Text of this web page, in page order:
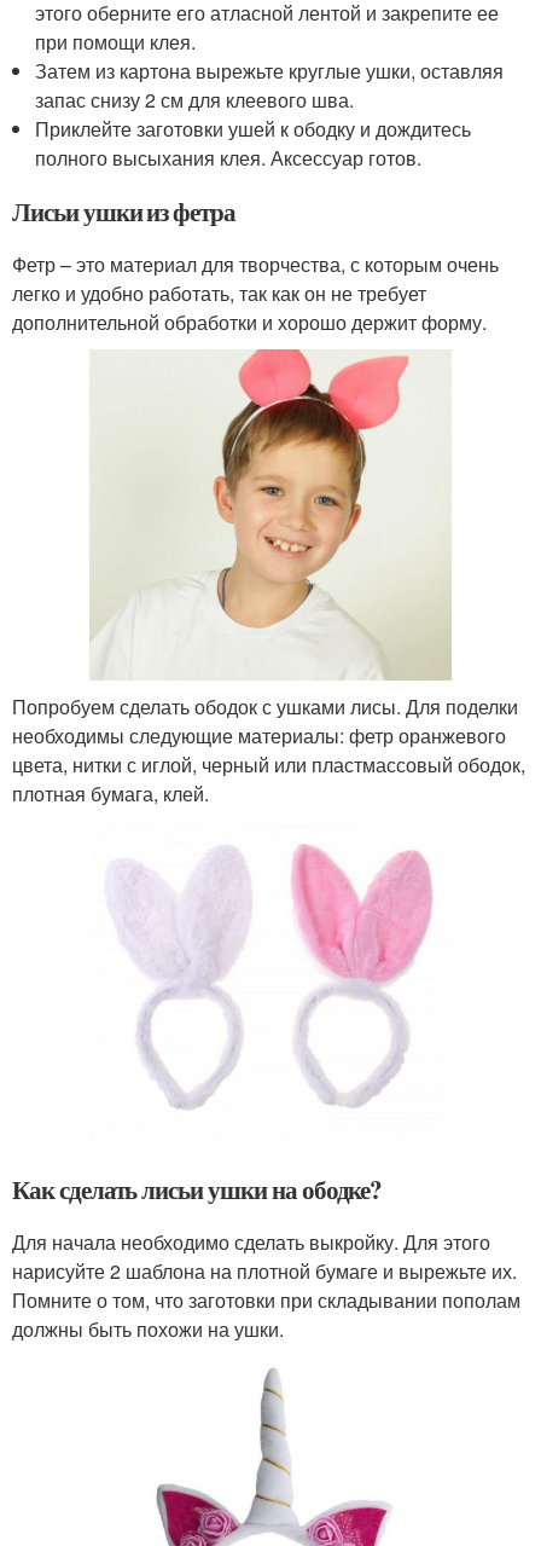
этого оберните его атласной лентой и закрепите ее
при помощи клея.
Затем из картона вырежьте круглые ушки, оставляя
запас снизу 2 см для клеевого шва.
Приклейте заготовки ушей к ободку и дождитесь
полного высыхания клея. Аксессуар готов.
Лисьи ушки из фетра
Фетр – это материал для творчества, с которым очень
легко и удобно работать, так как он не требует
дополнительной обработки и хорошо держит форму.
Попробуем сделать ободок с ушками лисы. Для поделки
необходимы следующие материалы: фетр оранжевого
цвета, нитки с иглой, черный или пластмассовый ободок,
плотная бумага, клей.
Как сделать лисьи ушки на ободке?
Для начала необходимо сделать выкройку. Для этого
нарисуйте 2 шаблона на плотной бумаге и вырежьте их.
Помните о том, что заготовки при складывании пополам
должны быть похожи на ушки.